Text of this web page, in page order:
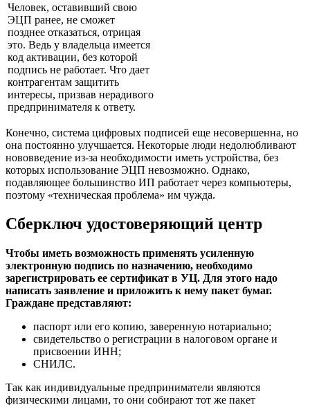
Человек, оставивший свою
ЭЦП ранее, не сможет
позднее отказаться, отрицая
это. Ведь у владельца имеется
код активации, без которой
подпись не работает. Что дает
контрагентам защитить
интересы, призвав нерадивого
предпринимателя к ответу.
Конечно, система цифровых подписей еще несовершенна, но
она постоянно улучшается. Некоторые люди недолюбливают
нововведение из-за необходимости иметь устройства, без
которых использование ЭЦП невозможно. Однако,
подавляющее большинство ИП работает через компьютеры,
поэтому «техническая проблема» им чужда.
Сберключ удостоверяющий центр
Чтобы иметь возможность применять усиленную
электронную подпись по назначению, необходимо
зарегистрировать ее сертификат в УЦ. Для этого надо
написать заявление и приложить к нему пакет бумаг.
Граждане представляют:
паспорт или его копию, заверенную нотариально;
свидетельство о регистрации в налоговом органе и
присвоении ИНН;
СНИЛС.
Так как индивидуальные предприниматели являются
физическими лицами, то они собирают тот же пакет